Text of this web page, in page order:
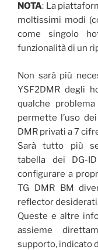
NOTA: La
moltissimi modi
come singolo
funzionalità di un
Non sarà più
YSF2DMR degli
qualche
permette l’uso
DMR privati a 7
Sarà tutto più
tabella dei DG-
configurare a
TG DMR BM
reflector
Queste e altre
assieme
supporto, indicato